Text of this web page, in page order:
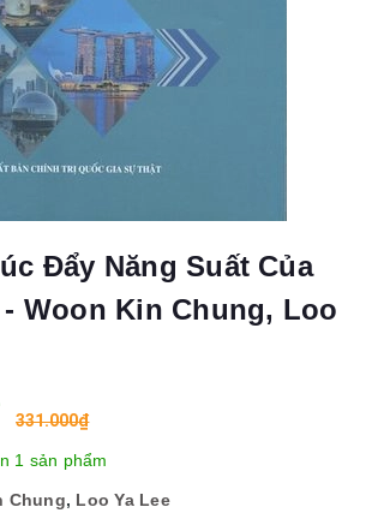
Đẩy Năng Suất Của
Woon Kin Chung, Loo
331.000₫
1 sản phẩm
Chung, Loo Ya Lee